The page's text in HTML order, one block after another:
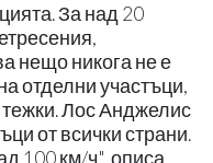
За над 20
нещо никога не е
отделни участъци,
Лос Анджелис
от всички страни.
100 км/ч", описа